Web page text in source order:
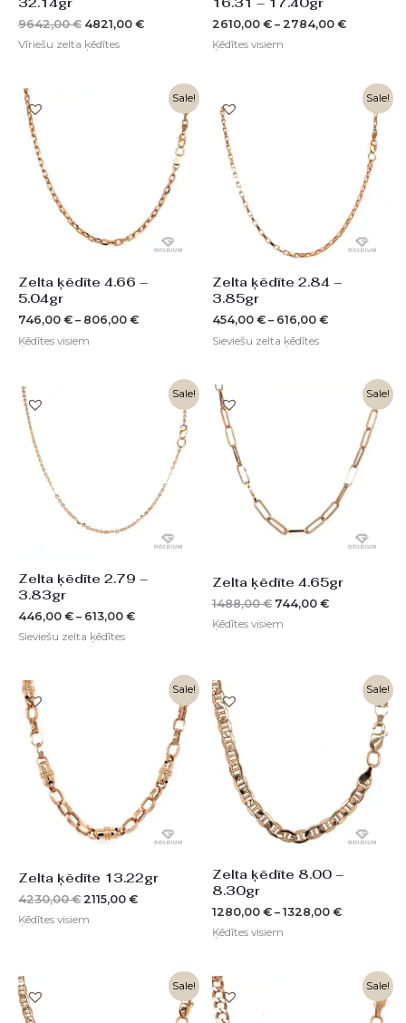
9642,00€ 4821,00 €
Vīriešu zelta ķēdītes
2610,00 € – 2784,00 €
Ķēdītes visiem
Sale!
Zelta ķēdīte 4.66 –
5.04gr
746,00 € – 806,00 €
Ķēdītes visiem
Sale!
Zelta ķēdīte 2.84 –
3.85gr
454,00 € – 616,00 €
Sieviešu zelta ķēdītes
Sale!
Zelta ķēdīte 2.79 –
3.83gr
446,00 € – 613,00 €
Sieviešu zelta ķēdītes
Sale!
Zelta ķēdīte 4.65gr
1488,00€ 744,00 €
Current
744,00 €.
Ķēdītes visiem
Sale!
Zelta ķēdīte 13.22gr
4230,00€ 2115,00 €
Current
2115,00 €.
Ķēdītes visiem
Sale!
Zelta ķēdīte 8.00 –
8.30gr
1280,00 € – 1328,00 €
Ķēdītes visiem
Sale! Sale!